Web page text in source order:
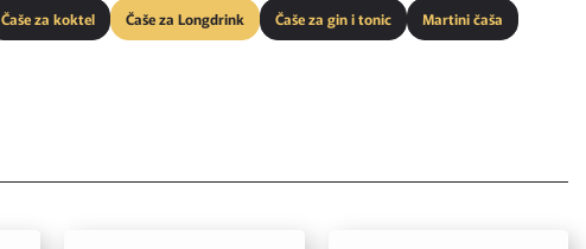
Čaše za koktel Čaše za Longdrink Čaše za gin i tonic Martini čaša